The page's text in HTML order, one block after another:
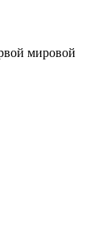
мировой